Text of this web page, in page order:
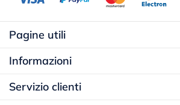
Pagine utili
Informazioni
Servizio clienti